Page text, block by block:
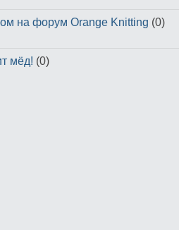
на форум Orange Knitting (0)
мёд! (0)